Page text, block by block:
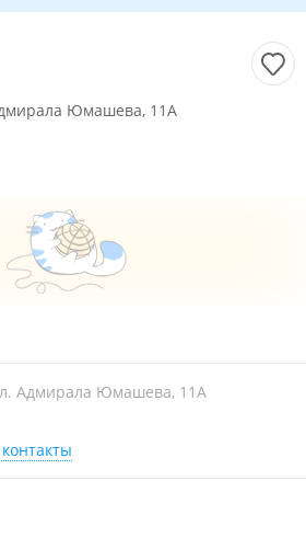
Юмашева, 11А
Адмирала Юмашева, 11А